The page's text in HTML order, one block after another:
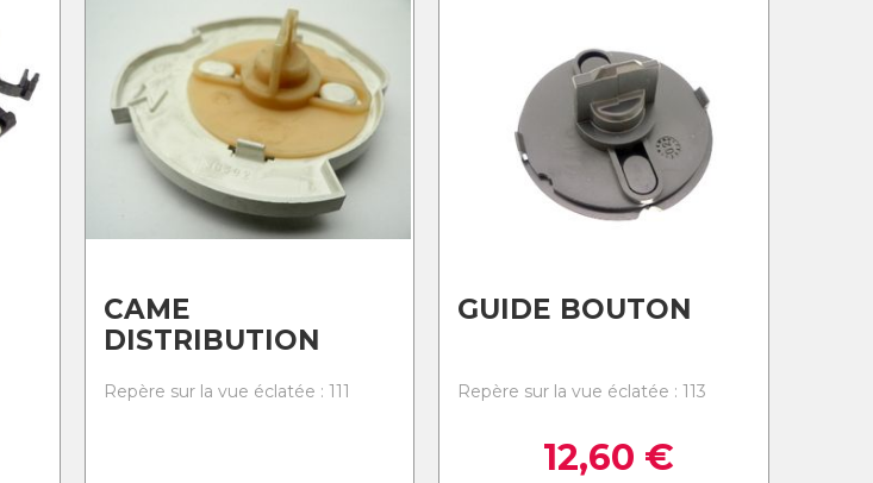
CAME
DISTRIBUTION
Repère sur la vue éclatée : 111
GUIDE BOUTON
Repère sur la vue éclatée : 113
12,60 €